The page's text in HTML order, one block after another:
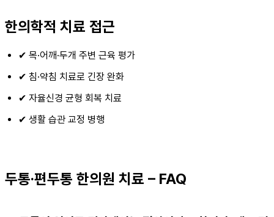
한의학적 치료 접근
✔ 목·어깨·두개 주변 근육 평가
✔ 침·약침 치료로 긴장 완화
✔ 자율신경 균형 회복 치료
✔ 생활 습관 교정 병행
두통·편두통 한의원 치료 – FAQ